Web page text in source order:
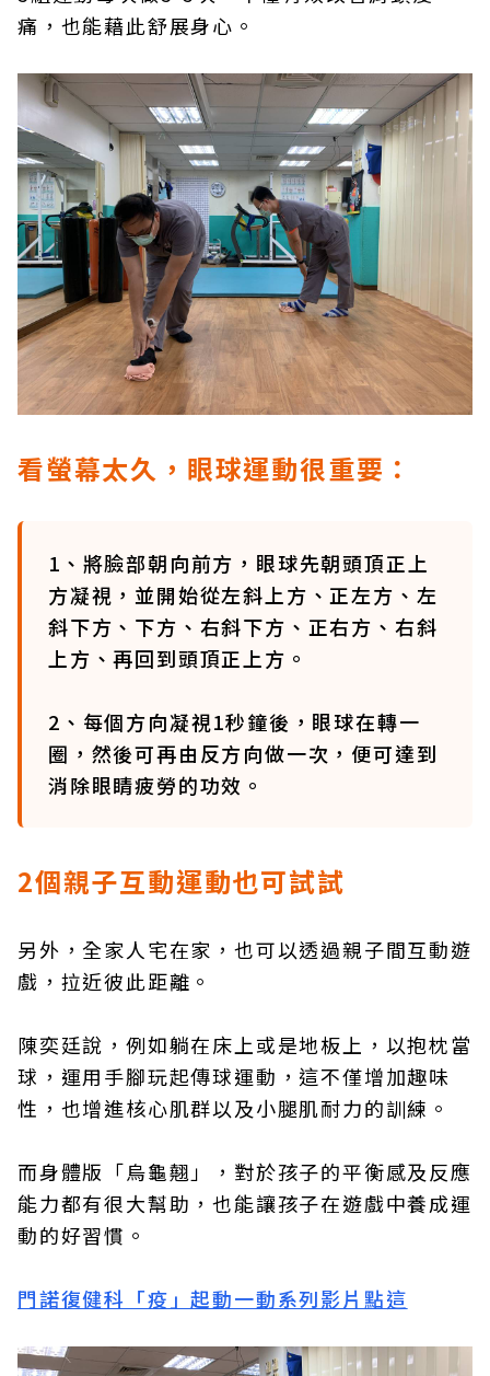
痛，也能藉此舒展身心。
看螢幕太久，眼球運動很重要：
1、將臉部朝向前方，眼球先朝頭頂正上
方凝視，並開始從左斜上方、正左方、左
斜下方、下方、右斜下方、正右方、右斜
上方、再回到頭頂正上方。
2、每個方向凝視1秒鐘後，眼球在轉一
圈，然後可再由反方向做一次，便可達到
消除眼睛疲勞的功效。
2個親子互動運動也可試試
另外，全家人宅在家，也可以透過親子間互動遊
戲，拉近彼此距離。
陳奕廷說，例如躺在床上或是地板上，以抱枕當
球，運用手腳玩起傳球運動，這不僅增加趣味
性，也增進核心肌群以及小腿肌耐力的訓練。
而身體版「烏龜翹」，對於孩子的平衡感及反應
能力都有很大幫助，也能讓孩子在遊戲中養成運
動的好習慣。
門諾復健科「疫」起動一動系列影片點這